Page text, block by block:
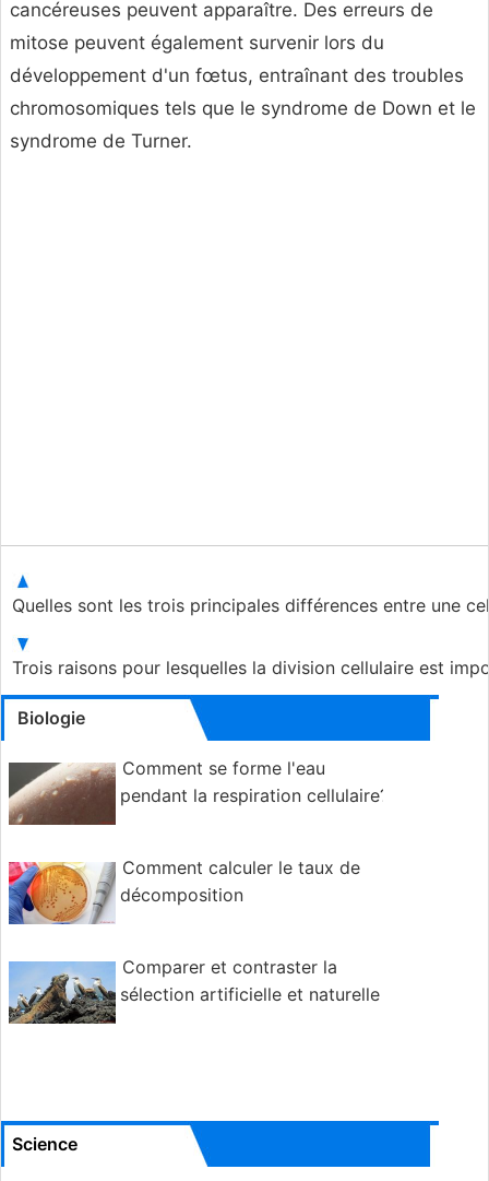
cancéreuses peuvent apparaître. Des erreurs de
mitose peuvent également survenir lors du
développement d'un fœtus, entraînant des troubles
chromosomiques tels que le syndrome de Down et le
syndrome de Turner.
Quelles sont les trois principales différences entre une
Trois raisons pour lesquelles la division cellulaire est
Biologie
Comment se forme l'eau
pendant la respiration cellulaire?
Comment calculer le taux de
décomposition
Comparer et contraster la
sélection artificielle et naturelle
Science